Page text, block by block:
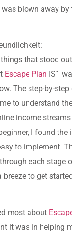
was blown away by
things that stood
Escape Plan IS1
The step-by-step
to understand
income
I found the
to implement.
each stage
breeze to get
most about
it was in helping